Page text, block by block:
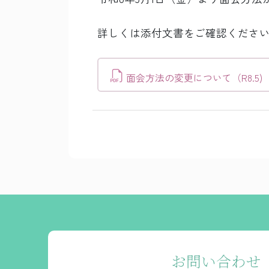
詳しくは添付文書をご確認くださ
面会方法の変更について（R8.5)
お問い合わせ